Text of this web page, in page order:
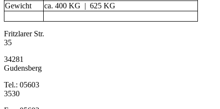
Gewicht
ca. 400 KG | 625 KG
Fritzlarer Str.
35
34281
Gudensberg
Tel.: 05603
3530